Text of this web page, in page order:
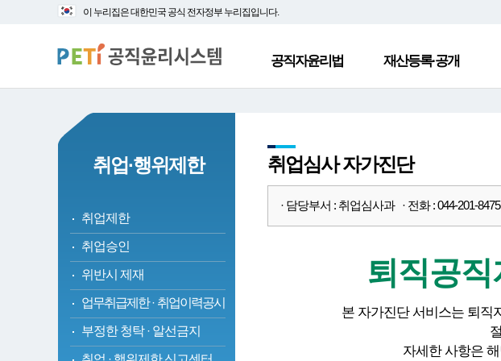
대
바
로
본
로
가
이 누리집은 대한민국 공식 전자정부 누리집입니다.
공직자윤리법 재산등록·공개
취업·행위제한
취업제한
취업승인
위반시 제재
업무취급제한 · 취업이력공시
부정한 청탁 · 알선금지
취업심사 자가진단
· 담당부서 : 취업심사과 · 전화 : 044-201-
퇴직공
본 자가진단 서비스는 퇴직
자세한 사항은